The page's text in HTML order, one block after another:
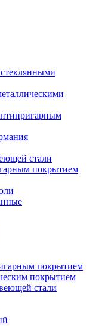
стали
покрытием
покрытием
покрытием
стали